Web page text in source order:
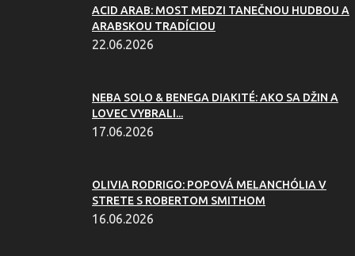
ACID ARAB: MOST MEDZI TANEČNOU HUDBOU A
ARABSKOU TRADÍCIOU
22.06.2026
NEBA SOLO & BENEGA DIAKITÉ: AKO SA DŽIN A
LOVEC VYBRALI...
17.06.2026
OLIVIA RODRIGO: POPOVÁ MELANCHÓLIA V
STRETE S ROBERTOM SMITHOM
16.06.2026